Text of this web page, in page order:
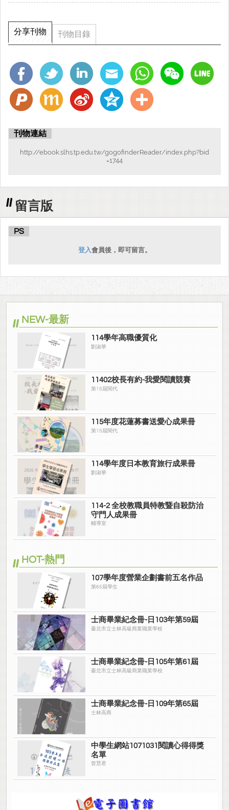
分享刊物 刊物目錄
刊物連結
http://ebook.slhs.tp.edu.tw/gogofinderReader/index.php?bid
=1744
留言版
PS
登入會員後，即可留言。
NEW-最新
114學年高職優質化
劉淑華
11402校長有約-我愛閱讀競賽
第15屆閱代
115年度花蓮募書送愛心成果冊
第15屆閱代
114學年度日本教育旅行成果冊
劉淑華
114-2 全校教職員特教暨自殺防治
守門人成果冊
輔導室
HOT-熱門
107學年度營業企劃書前五名作品
第65屆學生
士商畢業紀念冊-日103年第59屆
臺北市立士林高級商業職業學校
士商畢業紀念冊-日105年第61屆
臺北市立士林高級商業職業學校
士商畢業紀念冊-日109年第65屆
士林高商
中學生網站1071031閱讀心得得獎
名單
曾慧君